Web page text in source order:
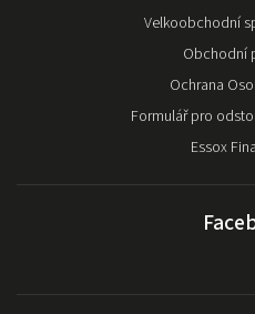
Velkoobchodní
Obchodní
Ochrana
Formulář pro
Essox